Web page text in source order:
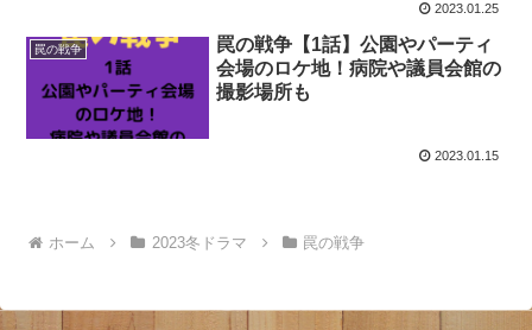
2023.01.25
罠の戦争
罠の戦争【1話】公園やパーティ
会場のロケ地！病院や議員会館の
撮影場所も
2023.01.15
ホーム 2023冬ドラマ 罠の戦争